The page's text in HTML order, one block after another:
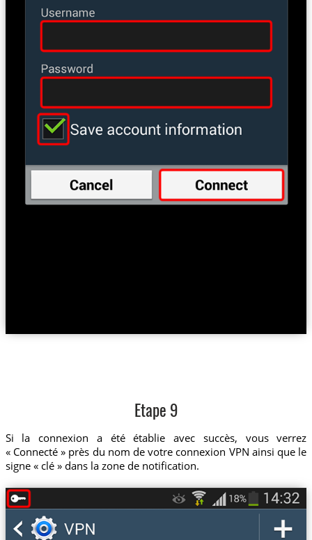
Etape 9
Si la connexion a été établie avec succès, vous verrez
« Connecté » près du nom de votre connexion VPN ainsi que le
signe « clé » dans la zone de notification.